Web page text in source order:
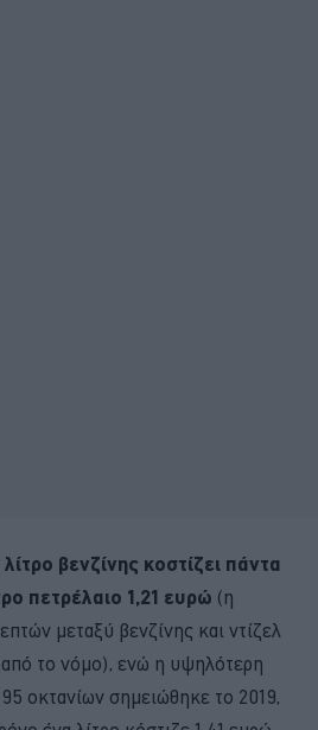
βενζίνης κοστίζει πάντα
πετρέλαιο 1,21 ευρώ (η
μεταξύ βενζίνης και ντίζελ
από το νόμο), ενώ η υψηλότερη
οκτανίων σημειώθηκε το 2019,